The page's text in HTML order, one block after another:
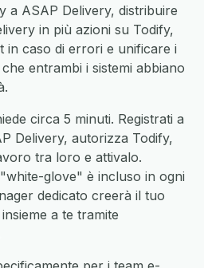
a ASAP Delivery, distribuire
in più azioni su Todify,
in caso di errori e unificare i
entrambi i sistemi abbiano
circa 5 minuti. Registrati a
Delivery, autorizza Todify,
tra loro e attivalo.
glove" è incluso in ogni
dedicato creerà il tuo
a te tramite